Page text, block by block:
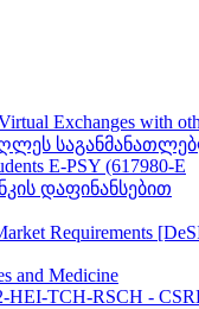
with other
E-PSY (617980-E
დაფინანსებით
Requirements
and Medicine
HEI-TCH-RSCH -